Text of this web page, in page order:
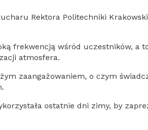
Rektora Politechniki
frekwencją wśród uczestników, a
atmosfera.
zaangażowaniem, o czym
ostatnie dni zimy, by